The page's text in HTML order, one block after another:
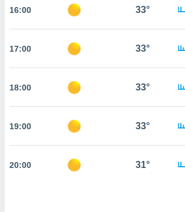
coste.
a la
todas
nuestros
nos
análisis
perfil
CONFIGURACIÓN
16:00 33°
17:00 33°
18:00 33°
19:00 33°
20:00 31°